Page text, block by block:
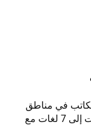
في مناطق
مختلفة. تحوّل أداة ترجمة شرائح شرائح بوربوينت إلى 7 لغات مع